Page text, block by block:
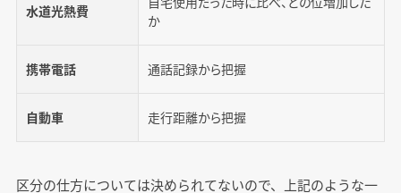
水道光熱費
か
携帯電話 通話記録から把握
自動車 走行距離から把握
区分の仕方については決められてないので、上記のような一